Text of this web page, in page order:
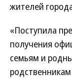
жителей
«Поступила
получения
семьям и